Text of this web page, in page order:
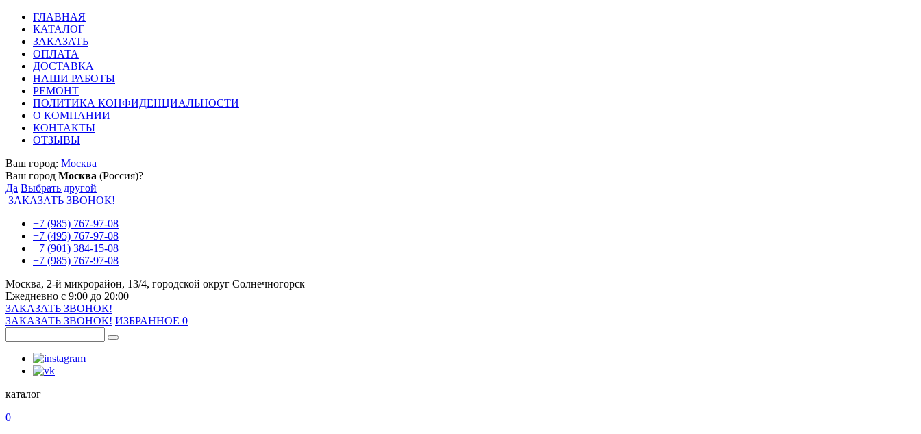
ГЛАВНАЯ
КАТАЛОГ
ЗАКАЗАТЬ
ОПЛАТА
ДОСТАВКА
НАШИ РАБОТЫ
РЕМОНТ
ПОЛИТИКА КОНФИДЕНЦИАЛЬНОСТИ
О КОМПАНИИ
КОНТАКТЫ
ОТЗЫВЫ
Ваш город: Москва
Ваш город Москва (Россия)?
Да Выбрать другой
ЗАКАЗАТЬ ЗВОНОК!
+7 (985) 767-97-08
+7 (495) 767-97-08
+7 (901) 384-15-08
+7 (985) 767-97-08
Москва, 2-й микрорайон, 13/4, городской округ Солнечногорск
Ежедневно с 9:00 до 20:00
ЗАКАЗАТЬ ЗВОНОК!
ЗАКАЗАТЬ ЗВОНОК! ИЗБРАННОЕ 0
каталог
0